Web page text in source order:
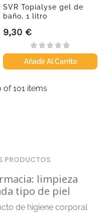
SVR Topialyse gel de
baño, 1 litro
Precio
9,30 €
Añadir Al Carrito
of 101 items
PRODUCTOS
limpieza
tipo de piel
de higiene corporal